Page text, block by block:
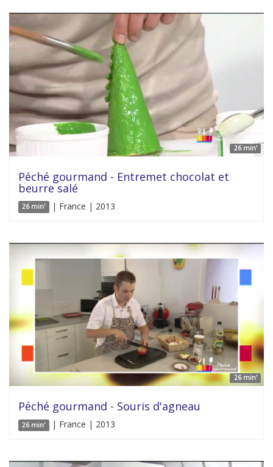
26 min'
Péché gourmand - Entremet chocolat et
beurre salé
26 min' | France | 2013
26 min'
Péché gourmand - Souris d'agneau
26 min' | France | 2013